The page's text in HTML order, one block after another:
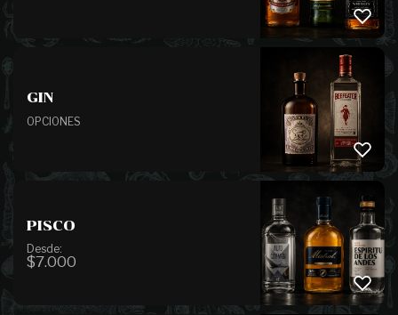
GIN
OPCIONES
PISCO
Desde:
$7.000